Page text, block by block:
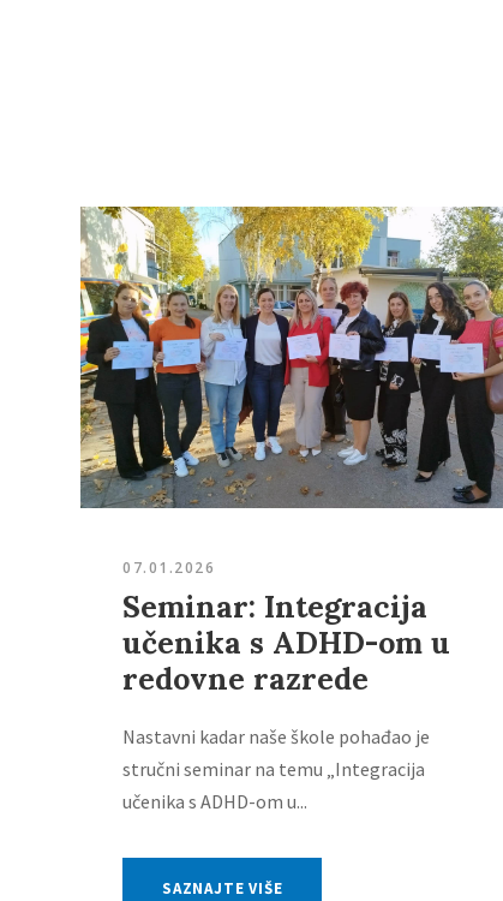
07.01.2026
Seminar: Integracija
učenika s ADHD-om u
redovne razrede
Nastavni kadar naše škole pohađao je
stručni seminar na temu „Integracija
učenika s ADHD-om u...
SAZNAJTE VIŠE